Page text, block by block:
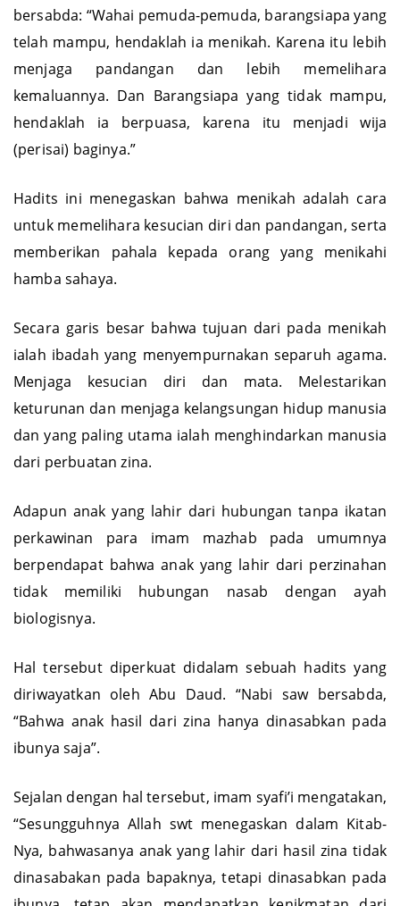
bersabda: “Wahai pemuda-pemuda, barangsiapa yang
telah mampu, hendaklah ia menikah. Karena itu lebih
menjaga pandangan dan lebih memelihara
kemaluannya. Dan Barangsiapa yang tidak mampu,
hendaklah ia berpuasa, karena itu menjadi wija
(perisai) baginya.”
Hadits ini menegaskan bahwa menikah adalah cara
untuk memelihara kesucian diri dan pandangan, serta
memberikan pahala kepada orang yang menikahi
hamba sahaya.
Secara garis besar bahwa tujuan dari pada menikah
ialah ibadah yang menyempurnakan separuh agama.
Menjaga kesucian diri dan mata. Melestarikan
keturunan dan menjaga kelangsungan hidup manusia
dan yang paling utama ialah menghindarkan manusia
dari perbuatan zina.
Adapun anak yang lahir dari hubungan tanpa ikatan
perkawinan para imam mazhab pada umumnya
berpendapat bahwa anak yang lahir dari perzinahan
tidak memiliki hubungan nasab dengan ayah
biologisnya.
Hal tersebut diperkuat didalam sebuah hadits yang
diriwayatkan oleh Abu Daud. “Nabi saw bersabda,
“Bahwa anak hasil dari zina hanya dinasabkan pada
ibunya saja”.
Sejalan dengan hal tersebut, imam syafi’i mengatakan,
“Sesungguhnya Allah swt menegaskan dalam Kitab-
Nya, bahwasanya anak yang lahir dari hasil zina tidak
dinasabakan pada bapaknya, tetapi dinasabkan pada